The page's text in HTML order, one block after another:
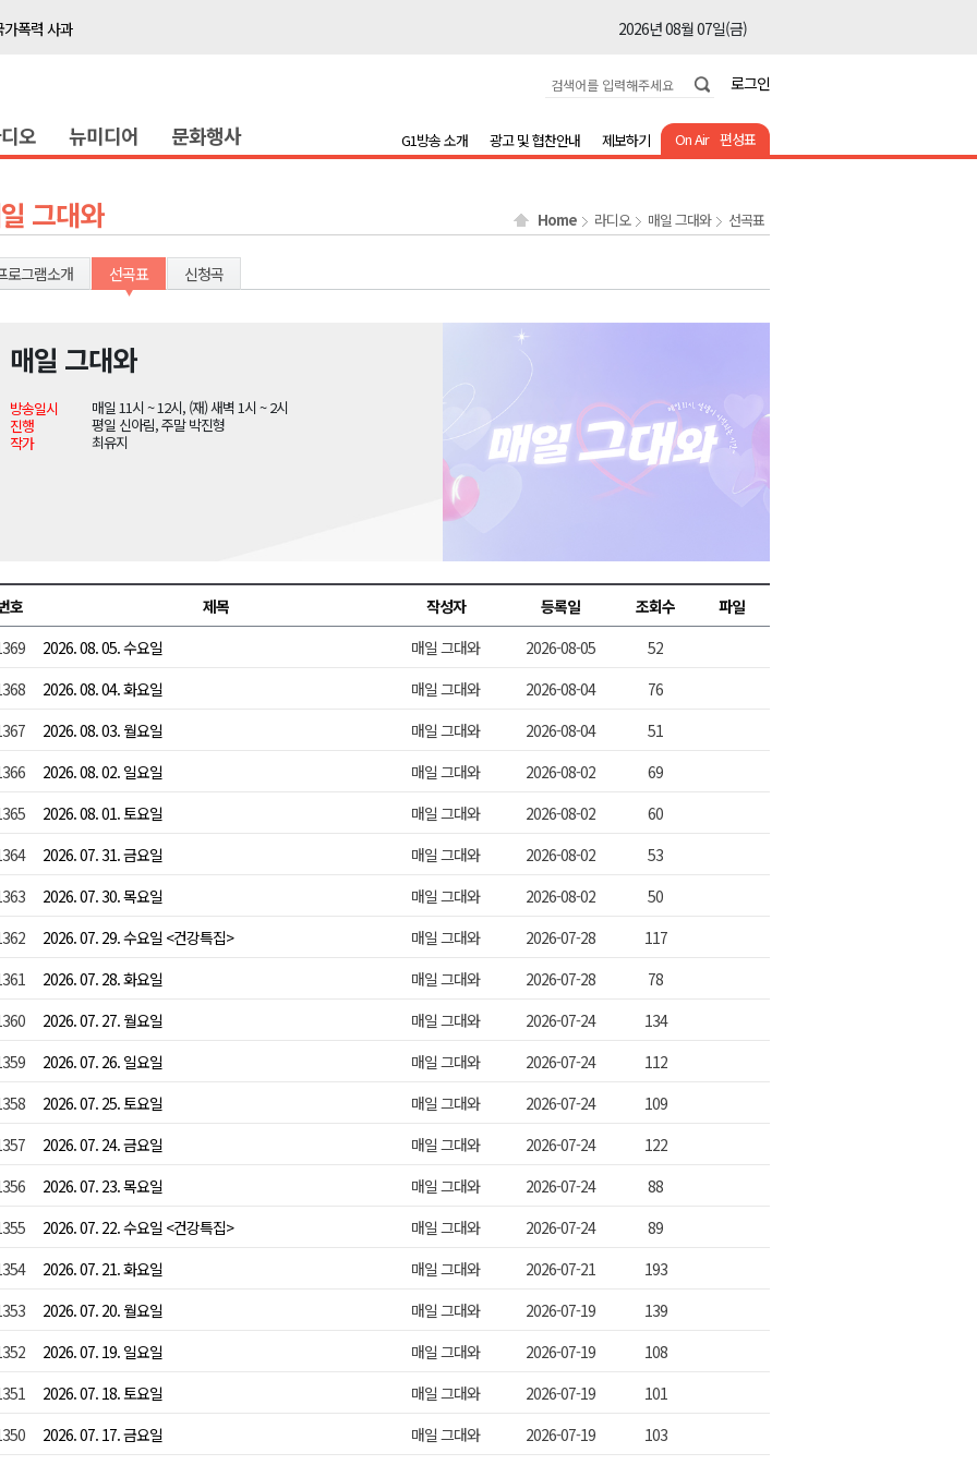
가폭력 사과
2026년 08월 07일(금)
2026년 08월 07일(금)
초청 특별 강연
2026년 08월 07일(금)
유치 건의
2026년 08월 07일(금)
공동체"
폭력 사과
목
2026년 08월 07일(금)
간담회
2026년 08월 07일(금)
2026년 08월 07일(금)
2026년 08월 07일(금)
2026년 08월 07일(금)
명 인사
2026년 08월 07일(금)
로그인
오 뉴미디어 문화행사 On Air 편성표
G1방송 소개 광고 및 협찬안내 제보하기
그대와 Home 라디오 매일 그대와 선곡표
로그램소개 선곡표 신청곡
매일 그대와
방송일시
매일 11시 ~ 12시, (재) 새벽 1시 ~ 2시
진행
평일 신아림, 주말 박진형
작가
최유지
호 제목 작성자 등록일 조회수
파일
2026. 08. 05. 수요일 매일 그대와 2026-08-05
52
2026. 08. 04. 화요일 매일 그대와 2026-08-04
76
2026. 08. 03. 월요일 매일 그대와 2026-08-04
51
2026. 08. 02. 일요일 매일 그대와 2026-08-02
69
2026. 08. 01. 토요일 매일 그대와 2026-08-02
60
2026. 07. 31. 금요일 매일 그대와 2026-08-02
53
2026. 07. 30. 목요일 매일 그대와 2026-08-02
50
2026. 07. 29. 수요일 <건강특집> 매일 그대와 2026-07-28
117
2026. 07. 28. 화요일 매일 그대와 2026-07-28
78
2026. 07. 27. 월요일 매일 그대와 2026-07-24
134
2026. 07. 26. 일요일 매일 그대와 2026-07-24
112
2026. 07. 25. 토요일 매일 그대와 2026-07-24
109
2026. 07. 24. 금요일 매일 그대와 2026-07-24
122
2026. 07. 23. 목요일 매일 그대와 2026-07-24
88
2026. 07. 22. 수요일 <건강특집> 매일 그대와 2026-07-24
89
2026. 07. 21. 화요일 매일 그대와 2026-07-21
193
2026. 07. 20. 월요일 매일 그대와 2026-07-19
139
2026. 07. 19. 일요일 매일 그대와 2026-07-19
108
2026. 07. 18. 토요일 매일 그대와 2026-07-19
101
2026. 07. 17. 금요일 매일 그대와 2026-07-19 103